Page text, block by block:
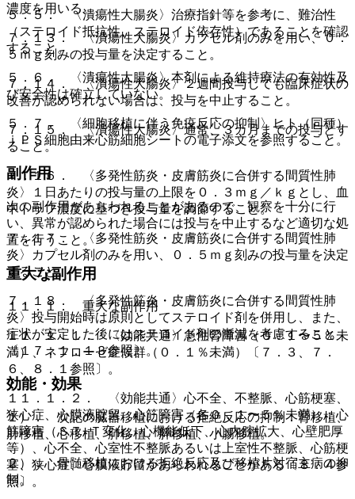
５．５． 〈潰瘍性大腸炎〉治療指針等を参考に、難治性
（ステロイド抵抗性、ステロイド依存性）であることを確認
すること。
５．６． 〈潰瘍性大腸炎〉本剤による維持療法の有効性及
び安全性は確立していない。
５．７． 〈細胞移植に伴う免疫反応の抑制〉ヒト（同種）
ｉＰＳ細胞由来心筋細胞シートの電子添文を参照すること。
副作用
次の副作用があらわれることがあるので、観察を十分に行
い、異常が認められた場合には投与を中止するなど適切な処
置を行うこと。
重大な副作用
１１．１． 重大な副作用
１１．１．１． 〈効能共通〉急性腎障害（０．１〜５％未
満）、ネフローゼ症候群（０．１％未満）〔７．３、７．
６、８．１参照〕。
１１．１．２． 〈効能共通〉心不全、不整脈、心筋梗塞、
狭心症、心膜液貯留、心筋障害（各０．１〜５％未満）：心
筋障害（ＳＴ−Ｔ変化、心機能低下、心内腔拡大、心壁肥厚
等）、心不全、心室性不整脈あるいは上室性不整脈、心筋梗
塞、狭心症、心膜液貯留があらわれることがある〔８．４参
照〕。
濃度を用いる。
７．１３． 〈潰瘍性大腸炎〉カプセル剤のみを用い、０．
５ｍｇ刻みの投与量を決定すること。
７．１４． 〈潰瘍性大腸炎〉２週間投与しても臨床症状の
改善が認められない場合は、投与を中止すること。
７．１５． 〈潰瘍性大腸炎〉通常、３カ月までの投与とす
ること。
７．１６． 〈多発性筋炎・皮膚筋炎に合併する間質性肺
炎〉１日あたりの投与量の上限を０．３ｍｇ／ｋｇとし、血
中トラフ濃度に基づき投与量を調節すること。
７．１７． 〈多発性筋炎・皮膚筋炎に合併する間質性肺
炎〉カプセル剤のみを用い、０．５ｍｇ刻みの投与量を決定
すること。
７．１８． 〈多発性筋炎・皮膚筋炎に合併する間質性肺
炎〉投与開始時は原則としてステロイド剤を併用し、また、
症状が安定した後にはステロイド剤の漸減を考慮すること
〔１７．１．１３参照〕。
効能・効果
１）． 次記の臓器移植における拒絶反応の抑制：腎移植、
肝移植、心移植、肺移植、膵移植、小腸移植。
２）． 骨髄移植における拒絶反応及び移植片対宿主病の抑
制。